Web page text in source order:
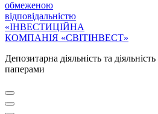
Депозитарна діяльність та
паперами